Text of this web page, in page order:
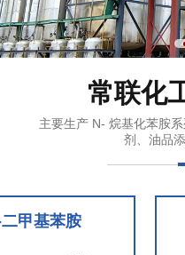
常联化
主要生产 N- 烷基化苯胺
剂、油品
基苯胺